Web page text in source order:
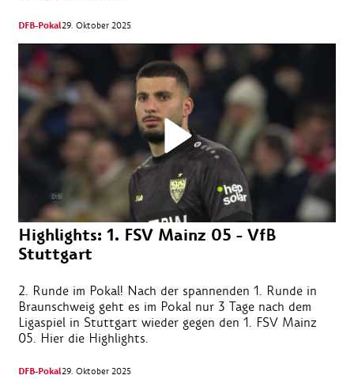
DFB-Pokal29. Oktober 2025
Highlights: 1. FSV Mainz 05 - VfB
Stuttgart
2. Runde im Pokal! Nach der spannenden 1. Runde in
Braunschweig geht es im Pokal nur 3 Tage nach dem
Ligaspiel in Stuttgart wieder gegen den 1. FSV Mainz
05. Hier die Highlights.
DFB-Pokal29. Oktober 2025